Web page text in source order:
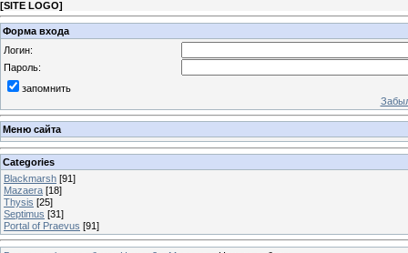
[SITE LOGO]
Форма входа
Логин:
Пароль:
запомнить
Меню сайта
Categories
Blackmarsh [91]
Mazaera [18]
Thysis [25]
Septimus [31]
Portal of Praevus [91]